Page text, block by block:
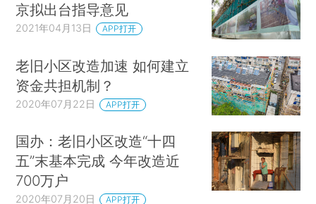
京拟出台指导意见
2021年04月13日 APP打开
老旧小区改造加速 如何建立
资金共担机制？
2020年07月22日 APP打开
国办：老旧小区改造“十四
五”末基本完成 今年改造近
700万户
2020年07月20日 APP打开